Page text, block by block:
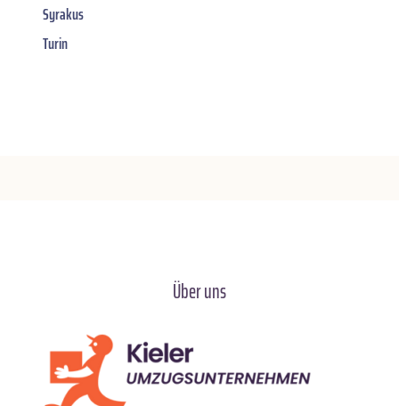
Syrakus
Turin
Über uns